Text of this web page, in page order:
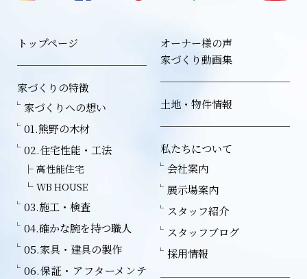
トップページ
家づくりの特徴
家づくりへの想い
01.熊野の木材
02.住宅性能・工法
高性能住宅
WB HOUSE
03.施工・検査
04.確かな腕を持つ職人
05.家具・建具の製作
06.保証・アフターメンテ
オーナー様の声
家づくり動画集
土地・物件情報
私たちについて
会社案内
展示場案内
スタッフ紹介
スタッフブログ
採用情報